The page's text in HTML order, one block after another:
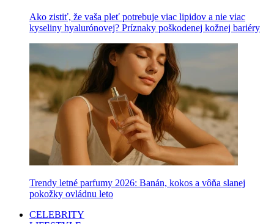
Ako zistiť, že vaša pleť potrebuje viac lipidov a nie viac
kyseliny hyalurónovej? Príznaky poškodenej kožnej bariéry
Trendy letné parfumy 2026: Banán, kokos a vôňa slanej
pokožky ovládnu leto
CELEBRITY